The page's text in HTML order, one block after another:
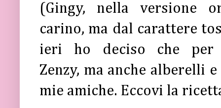
(Gingy, nella versione
carino, ma dal carattere
ieri ho deciso che
Zenzy, ma anche alberelli
mie amiche. Eccovi la